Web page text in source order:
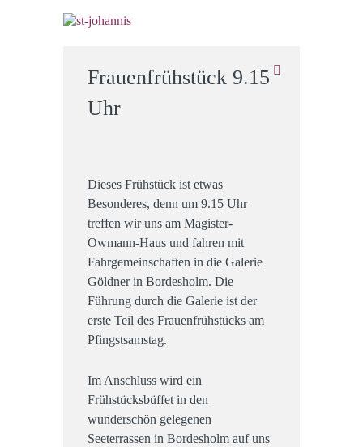
Frauenfrühstück 9.15
Uhr
Dieses Frühstück ist etwas
Besonderes, denn um 9.15 Uhr
treffen wir uns am Magister-
Owmann-Haus und fahren mit
Fahrgemeinschaften in die Galerie
Göldner in Bordesholm. Die
Führung durch die Galerie ist der
erste Teil des Frauenfrühstücks am
Pfingstsamstag.
Im Anschluss wird ein
Frühstücksbüffet in den
wunderschön gelegenen
Seeterrassen in Bordesholm auf uns